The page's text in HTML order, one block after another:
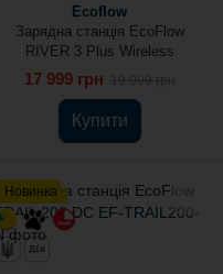
Ecoflow
Зарядна станція EcoFlow
RIVER 3 Plus Wireless
17 999 грн
Купити
Новинка